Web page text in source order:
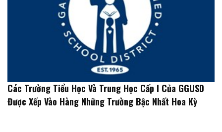
Các Trường Tiểu Học Và Trung Học Cấp I Của GGUSD
Được Xếp Vào Hàng Những Trường Bậc Nhất Hoa Kỳ